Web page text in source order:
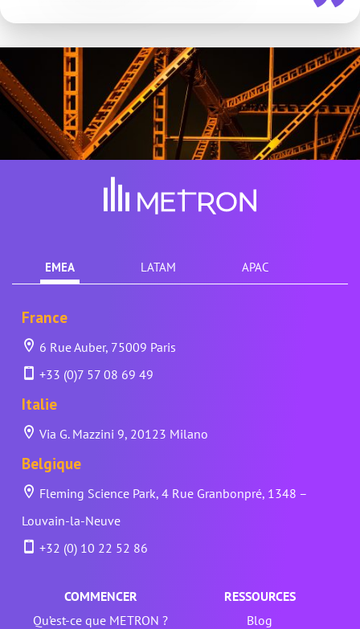
EMEA LATAM APAC
France
6 Rue Auber, 75009 Paris
+33 (0)7 57 08 69 49
Italie
Via G. Mazzini 9, 20123 Milano
Belgique
Fleming Science Park, 4 Rue Granbonpré, 1348 –
Louvain-la-Neuve
+32 (0) 10 22 52 86
COMMENCER
Qu’est-ce que METRON ?
RESSOURCES
Blog